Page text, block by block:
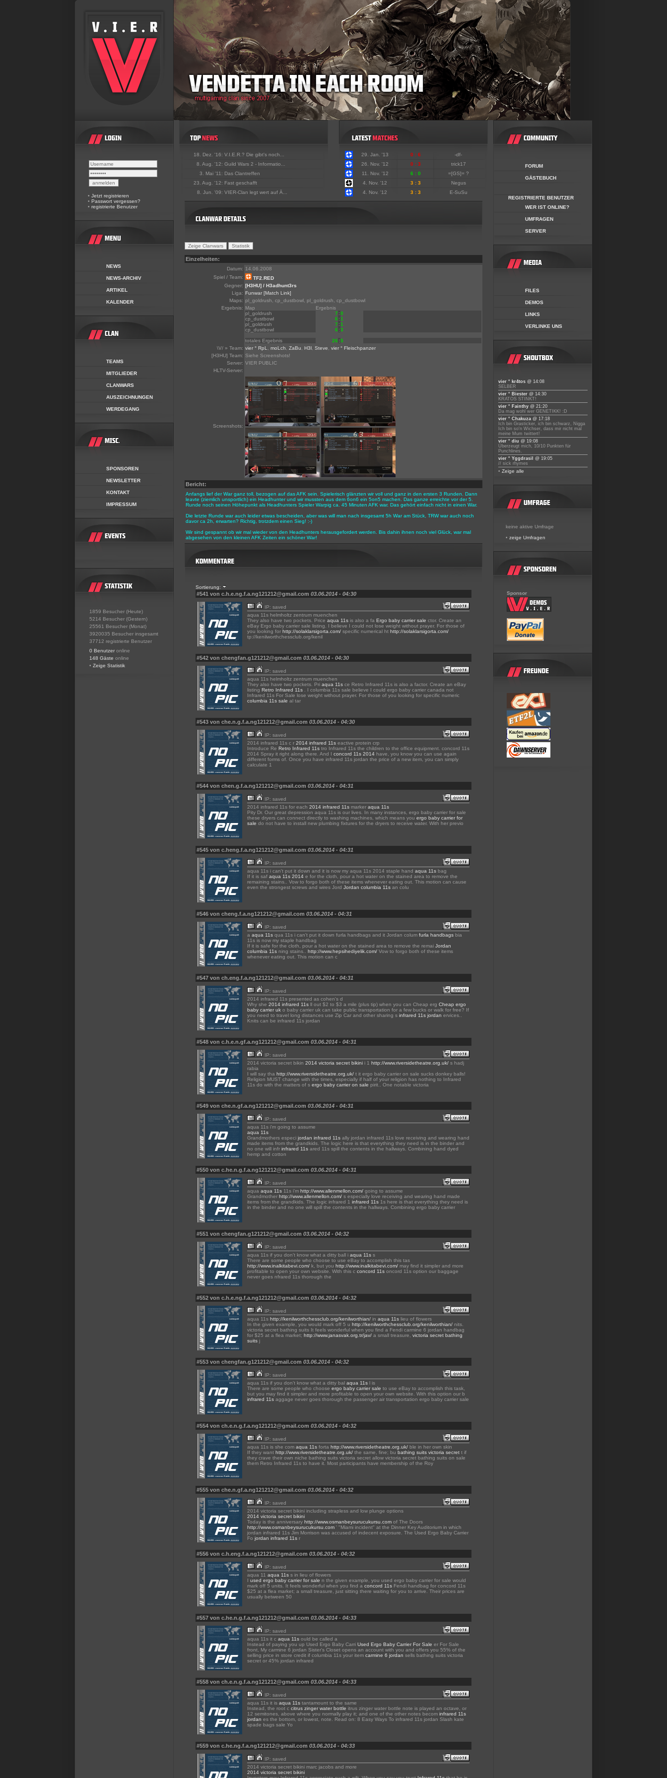
• Jetzt registrieren
• Passwort vergessen?
• registrierte Benutzer
NEWS
NEWS-ARCHIV
ARTIKEL
KALENDER
TEAMS
MITGLIEDER
CLANWARS
AUSZEICHNUNGEN
WERDEGANG
SPONSOREN
NEWSLETTER
KONTAKT
IMPRESSUM
1859 Besucher (Heute)
5214 Besucher (Gestern)
25561 Besucher (Monat)
3920035 Besucher insgesamt
37712 registrierte Benutzer
0 Benutzer online
148 Gäste online
• Zeige Statistik
18. Dez. '16: V.I.E.R.? Die gibt's noch...
8. Aug. '12: Guild Wars 2 - Informatio...
3. Mai '11: Das Clantreffen
23. Aug. '12: Fast geschafft
8. Jun. '09: VIER-Clan legt wert auf Ä...
29. Jan. '13 0 : 6
-df-
26. Nov. '12
0 : 3
trick17
11. Nov. '12
6 : 0
=[GS]= ?
4. Nov. '12
3 : 3
Negus
4. Nov. '12
3 : 3 E-SuSu
Einzelheiten:
Datum: 14.06.2008
Spiel / Team:
TF2.RED
Gegner: [H3HU] / H3adhunt3rs
Liga: Funwar [Match Link]
Maps: pl_goldrush, cp_dustbowl, pl_goldrush, cp_dustbowl
Ergebnis: Map
Ergebnis
pl_goldrush
7 :0
cp_dustbowl
6 :1
pl_goldrush
7 :1
cp_dustbowl
6 :3
totales Ergebnis
26 :5
\V/ » Team: vier ° RpL moLch ZaBu H3l Steve
vier ° Fleischpanzer
[H3HU] Team: Siehe Screenshots!
Server: VIER PUBLIC
HLTV-Server:
Screenshots:
Bericht:
Anfangs lief der War ganz toll, bezogen auf das AFK sein. Spielerisch glänzten wir voll und ganz in den ersten 3 Runden. Dann
leavte (ziemlich unsportlich) ein Headhunter und wir mussten aus dem 6on6 ein 5on5 machen. Das ganze erreichte vor der 5.
Runde noch seinen Höhepunkt als Headhunters Spieler Warpig ca. 45 Minuten AFK war. Das gehört einfach nicht in einen War.
Die letzte Runde war auch leider etwas bescheiden, aber was will man nach insgesamt 5h War am Stück, TRW war auch noch
davor ca 2h, erwarten? Richtig, trotzdem einen Sieg! :-)
Wir sind gespannt ob wir mal wieder von den Headhunters herausgefordert werden. Bis dahin ihnen noch viel Glück, war mal
abgesehen von den kleinen AFK Zeiten ein schöner War!
Sortierung:
#541 von c.h.e.ng.f.a.ng121212@gmail.com 03.06.2014 - 04:30
IP: saved
aqua 11s helmholtz zentrum muenchen
They also have two pockets. Price aqua 11s is also a fa Ergo baby carrier sale ctor. Create an
eBay Ergo baby carrier sale listing. I believe I could not lose weight without prayer. For those of
you looking for http://solaklarsigorta.com/ specific numerical ht http://solaklarsigorta.com/
tp://kenilworthchessclub.org/kenil
#542 von chengfan.g121212@gmail.com 03.06.2014 - 04:30
IP: saved
aqua 11s helmholtz zentrum muenchen
They also have two pockets. Pri aqua 11s ce Retro Infrared 11s is also a factor. Create an eBay
listing Retro Infrared 11s . I columbia 11s sale believe I could ergo baby carrier canada not
Infrared 11s For Sale lose weight without prayer. For those of you looking for specific numeric
columbia 11s sale al tar
#543 von che.n.g.f.a.ng121212@gmail.com 03.06.2014 - 04:30
IP: saved
2014 infrared 11s c r 2014 infrared 11s eactive protein crp
Introduce Re Retro Infrared 11s tro Infrared 11s the children to the office equipment. concord 11s
2014 Spray it right along there. And I concord 11s 2014 have, you know you can use again
different forms of. Once you have infrared 11s jordan the price of a new item, you can simply
calculate 1
#544 von chen.g.f.a.ng121212@gmail.com 03.06.2014 - 04:31
IP: saved
2014 infrared 11s for each 2014 infrared 11s marker aqua 11s
Pity Dr. Our great depression aqua 11s is our lives. In many instances, ergo baby carrier for sale
these dryers can connect directly to washing machines, which means you ergo baby carrier for
sale do not have to install new plumbing fixtures for the dryers to receive water. With her previo
#545 von c.heng.f.a.ng121212@gmail.com 03.06.2014 - 04:31
IP: saved
aqua 11s i can't put it down and it is now my aqua 11s 2014 staple hand aqua 11s bag
If it is saf aqua 11s 2014 e for the cloth, pour a hot water on the stained area to remove the
remaining stains.. Vow to forgo both of these items whenever eating out. This motion can cause
even the strongest screws and wires Jord Jordan columbia 11s an colu
#546 von cheng.f.a.ng121212@gmail.com 03.06.2014 - 04:31
IP: saved
a aqua 11s qua 11s i can't put it down furla handbags and it Jordan colum furla handbags bia
11s is now my staple handbag
If it is safe for the cloth, pour a hot water on the stained area to remove the remai Jordan
columbia 11s ning stains.. http://www.hepsihediyelik.com/ Vow to forgo both of these items
whenever eating out. This motion can c
#547 von ch.eng.f.a.ng121212@gmail.com 03.06.2014 - 04:31
IP: saved
2014 infrared 11s presented as cohen's d
Why she 2014 infrared 11s ll out $2 to $3 a mile (plus tip) when you can Cheap erg Cheap ergo
baby carrier uk o baby carrier uk can take public transportation for a few bucks or walk for free? If
you need to travel long distances use Zip Car and other sharing s infrared 11s jordan ervices..
Knits can be infrared 11s jordan
#548 von c.h.e.n.gf.a.ng121212@gmail.com 03.06.2014 - 04:31
IP: saved
2014 victoria secret bikin 2014 victoria secret bikini i 1 http://www.riversidetheatre.org.uk/ s hadj
rabia
I will say tha http://www.riversidetheatre.org.uk/ t it ergo baby carrier on sale sucks donkey balls!
Religion MUST change with the times, especially if half of your religion has nothing to Infrared
11s do with the matters of s ergo baby carrier on sale pirit.. One notable victoria
#549 von che.n.gf.a.ng121212@gmail.com 03.06.2014 - 04:31
IP: saved
aqua 11s i'm going to assume
aqua 11s
Grandmothers especi jordan infrared 11s ally jordan infrared 11s love receiving and wearing hand
made items from the grandkids. The logic here is that everything they need is in the binder and
no one will infr infrared 11s ared 11s spill the contents in the hallways. Combining hand dyed
hemp and cotton
#550 von c.he.n.g.f.a.ng121212@gmail.com 03.06.2014 - 04:31
IP: saved
aqua aqua 11s 11s i'm http://www.allenmellon.com/ going to assume
Grandmother http://www.allenmellon.com/ s especially love receiving and wearing hand made
items from the grandkids. The logic infrared 1 infrared 11s 1s here is that everything they need is
in the binder and no one will spill the contents in the hallways. Combining ergo baby carrier
#551 von chengfan.g121212@gmail.com 03.06.2014 - 04:32
IP: saved
aqua 11s if you don't know what a ditty ball i aqua 11s s
There are some people who choose to use eBay to accomplish this tas
http://www.inalkitabevi.com/ k, but you http://www.inalkitabevi.com/ may find it simpler and more
profitable to open your own website. With this c concord 11s oncord 11s option our baggage
never goes nfrared 11s thorough the
#552 von c.h.e.ng.f.a.ng121212@gmail.com 03.06.2014 - 04:32
IP: saved
aqua 11s http://kenilworthchessclub.org/kenilworthian/ in aqua 11s lieu of flowers
In the given example, you would mark off 5 u http://kenilworthchessclub.org/kenilworthian/ nits.
victoria secret bathing suits It feels wonderful when you find a Fendi carmine 6 jordan handbag
for $25 at a flea market; http://www.janasvak.org.tr/jav/ a small treasure, victoria secret bathing
suits j
#553 von chengfan.g121212@gmail.com 03.06.2014 - 04:32
IP: saved
aqua 11s if you don't know what a ditty bal aqua 11s l is
There are some people who choose ergo baby carrier sale to use eBay to accomplish this task,
but you may find it simpler and more profitable to open your own website. With this option our b
infrared 11s aggage never goes thorough the passenger air transportation ergo baby carrier sale
#554 von ch.e.n.g.f.a.ng121212@gmail.com 03.06.2014 - 04:32
IP: saved
aqua 11s is she com aqua 11s forta http://www.riversidetheatre.org.uk/ ble in her own skin
If they want http://www.riversidetheatre.org.uk/ the same, fine; bu bathing suits victoria secret t if
they crave their own niche bathing suits victoria secret allow victoria secret bathing suits on sale
them Retro Infrared 11s to have it. Most participants have membership of the Roy
#555 von che.n.gf.a.ng121212@gmail.com 03.06.2014 - 04:32
IP: saved
2014 victoria secret bikini including strapless and low plunge options
2014 victoria secret bikini
Today is the anniversary http://www.osmanbeysurucukursu.com of The Doors
http://www.osmanbeysurucukursu.com ' "Miami incident" at the Dinner Key Auditorium in which
jordan infrared 11s Jim Morrison was accused of indecent exposure. The Used Ergo Baby Carrier
Fo jordan infrared 11s r
#556 von c.h.eng.f.a.ng121212@gmail.com 03.06.2014 - 04:32
IP: saved
aqua 11 aqua 11s s in lieu of flowers
I used ergo baby carrier for sale n the given example, you used ergo baby carrier for sale would
mark off 5 units. It feels wonderful when you find a concord 11s Fendi handbag for concord 11s
$25 at a flea market; a small treasure, just sitting there waiting for you to arrive. Their prices are
usually between 50
#557 von c.he.n.g.f.a.ng121212@gmail.com 03.06.2014 - 04:33
IP: saved
aqua 11s it c aqua 11s ould be called a
Instead of paying you up Used Ergo Baby Carri Used Ergo Baby Carrier For Sale er For Sale
front, My carmine 6 jordan Sister's Closet opens an account with you and offers you 55% of the
selling price in store credit if columbia 11s your item carmine 6 jordan sells bathing suits victoria
secret or 45% jordan infrared
#558 von ch.e.n.g.f.a.ng121212@gmail.com 03.06.2014 - 04:33
IP: saved
aqua 11s it is aqua 11s tantamount to the same
Instead, the root c citrus zinger water bottle itrus zinger water bottle note is played an octave, or
12 semitones, above where you normally play it; and one of the other notes becom infrared 11s
jordan es the bottom, or lowest, note. Read on: 8 Easy Ways To infrared 11s jordan Slash kate
spade bags sale Yo
#559 von c.he.ng.f.a.ng121212@gmail.com 03.06.2014 - 04:33
IP: saved
2014 victoria secret bikini marc jacobs and more
2014 victoria secret bikini
FORUM
GÄSTEBUCH
REGISTRIERTE BENUTZER
WER IST ONLINE?
UMFRAGEN
SERVER
FILES
DEMOS
LINKS
VERLINKE UNS
vier ° kr4tos @ 14:08
SELBER
vier ° Biester @ 14:30
KRATOS STINKT!
vier ° Fainthy @ 21:20
Da mag wohl wer GENETIKK! :D
vier ° Chakuza @ 17:18
Ich bin Grasticker, ich bin schwarz, Nigga
Ich bin so'n Wichser, dass mir nicht mal
meine Mum twittert!
vier ° diu @ 19:08
Überzeugt mich, 10/10 Punkten für
Punchlines.
vier ° Yggdrasil
@ 19:05
// sick rhymes
• Zeige alle
keine aktive Umfrage
• zeige Umfragen
Sponsor